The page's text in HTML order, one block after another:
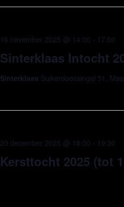
Sinterklaas Intocht
16 november 2025 @ 14:00 - 17:00
Sinterklaas Suikerdoossingel 51,
Kersttocht 2025 (tot
20 december 2025 @ 18:00 - 19:30